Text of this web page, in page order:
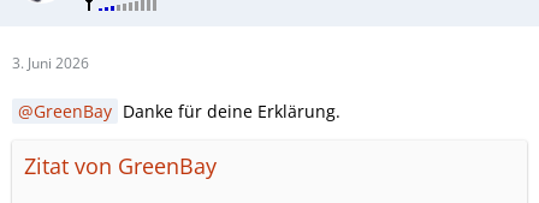
3. Juni 2026
GreenBay Danke für deine Erklärung.
Zitat von GreenBay